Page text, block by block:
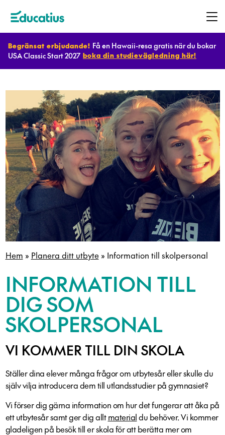
Begränsat erbjudande! Få en Hawaii-resa gratis när du bokar
USA Classic Start 2027 boka din studievägledning här!
Destinationer
Program
Planera
ditt
utbyte
Bli
värdfamilj
Hem » Planera ditt utbyte» Information till skolpersonal
INFORMATION TILL
DIG SOM
SKOLPERSONAL
VI KOMMER TILL DIN SKOLA
Ställer dina elever många frågor om utbytesår eller skulle du
själv vilja introducera dem till utlandsstudier på gymnasiet?
Vi förser dig gärna information om hur det fungerar att åka på
ett utbytesår samt ger dig alltmaterialdu behöver. Vi kommer
gladeligen på besök till er skola för att berätta mer om